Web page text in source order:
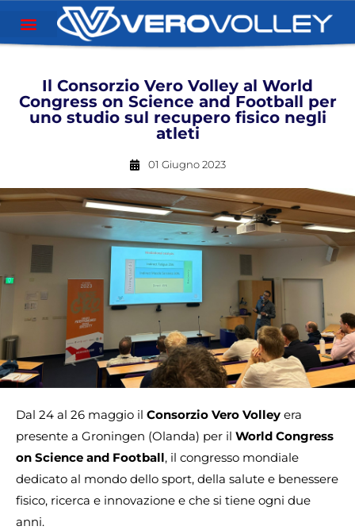
Il Consorzio Vero Volley al World
Congress on Science and Football per
uno studio sul recupero fisico negli
atleti
01 Giugno 2023
Dal 24 al 26 maggio il Consorzio Vero Volley era
presente a Groningen (Olanda) per il World Congress
on Science and Football, il congresso mondiale
dedicato al mondo dello sport, della salute e benessere
fisico, ricerca e innovazione e che si tiene ogni due
anni.